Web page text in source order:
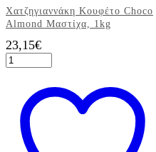
Χατζηγιαννάκη Κουφέτο Choco
Almond Μαστίχα, 1kg
23,15€
Χατζηγιαννάκη
Κουφέτο
Almond
Μαστίχα,
1kg
ποσότητα